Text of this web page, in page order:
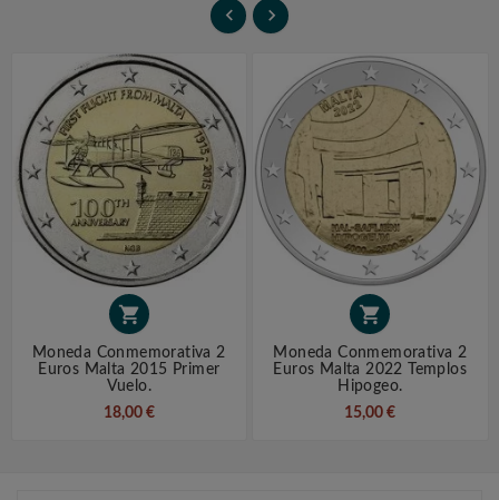
 

Moneda Conmemorativa 2
Euros Malta 2015 Primer
Vuelo.
18,00 €

Moneda Conmemorativa 2
Euros Malta 2022 Templos
Hipogeo.
15,00 €